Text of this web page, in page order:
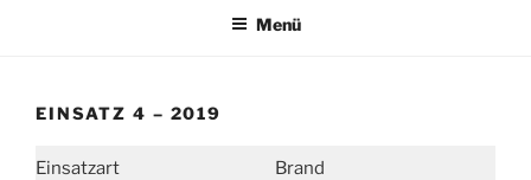
Menü
EINSATZ 4 – 2019
Einsatzart Brand